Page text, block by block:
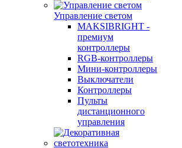
Управление светом
MAKSIBRIGHT -
премиум
контроллеры
RGB-контроллеры
Мини-контроллеры
Выключатели
Контроллеры
Пульты
дистанционного
управления